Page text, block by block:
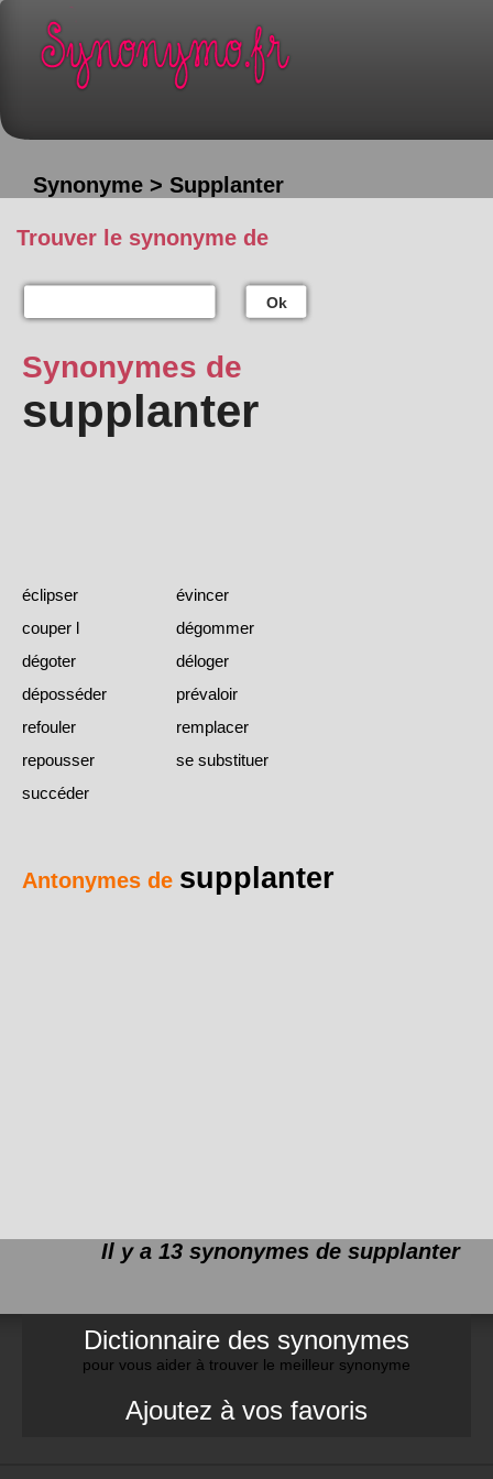
Synonyme > Supplanter
Trouver le synonyme de
Ok
Synonymes de
supplanter
éclipser
évincer
couper l
dégommer
dégoter
déloger
déposséder
prévaloir
refouler
remplacer
repousser
se substituer
succéder
Antonymes de supplanter
Il y a 13 synonymes de supplanter
Dictionnaire des synonymes
pour vous aider à trouver le meilleur synonyme
Ajoutez à vos favoris